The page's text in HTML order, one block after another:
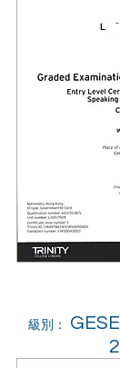
級別：
GESE
2